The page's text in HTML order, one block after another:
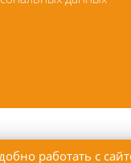
работать с